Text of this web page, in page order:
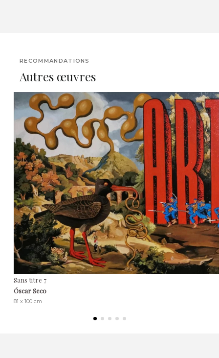
RECOMMANDATIONS
Autres œuvres
Sans titre 7
Óscar Seco
81 x 100 cm